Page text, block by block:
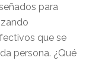
para
que se
persona. ¿Qué